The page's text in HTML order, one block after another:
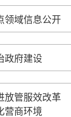
领域信息公开
政府建设
放管服效改革
营商环境